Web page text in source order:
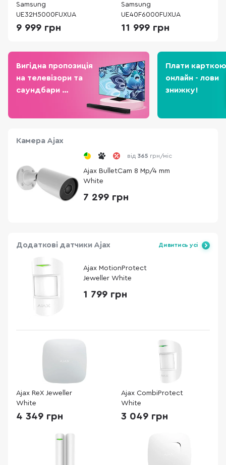
Samsung
UE32H5000FUXUA
9 999 грн
Samsung
UE40F6000FUXUA
11 999 грн
Вигідна пропозиція
на телевізори та
саундбари
Плати карткою
онлайн - лови
знижку!
Камера Ajax
від 365 грн/міс
Ajax BulletCam 8 Mp/4 mm
White
7 299 грн
Додаткові датчики Ajax Дивитись усі
Ajax MotionProtect
Jeweller White
1 799 грн
Ajax ReX Jeweller
White
4 349 грн
Ajax CombiProtect
White
3 049 грн